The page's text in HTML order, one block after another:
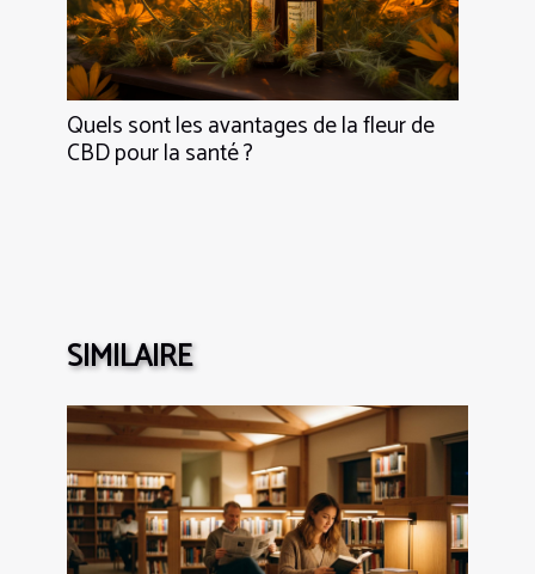
Quels sont les avantages de la fleur de
CBD pour la santé ?
SIMILAIRE